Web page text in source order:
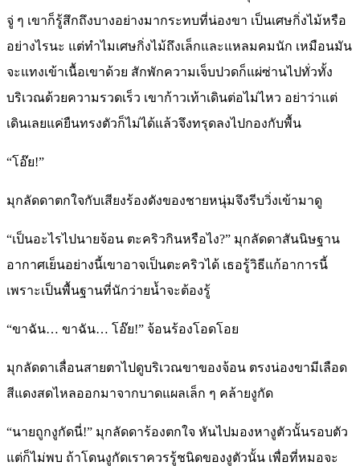
จู่ ๆ เขาก็รู้สึกถึงบางอย่างมากระทบที่น่องขา เป็นเศษกิ่งไม้หรือ
อย่างไรนะ แต่ทำไมเศษกิ่งไม้ถึงเล็กและแหลมคมนัก เหมือนมัน
จะแทงเข้าเนื้อเขาด้วย สักพักความเจ็บปวดก็แผ่ซ่านไปทั่วทั้ง
บริเวณด้วยความรวดเร็ว เขาก้าวเท้าเดินต่อไม่ไหว อย่าว่าแต่
เดินเลยแค่ยืนทรงตัวก็ไม่ได้แล้วจึงทรุดลงไปกองกับพื้น
“โอ๊ย!”
มุกลัดดาตกใจกับเสียงร้องดังของชายหนุ่มจึงรีบวิ่งเข้ามาดู
“เป็นอะไรไปนายจ้อน ตะคริวกินหรือไง?” มุกลัดดาสันนิษฐาน
อากาศเย็นอย่างนี้เขาอาจเป็นตะคริวได้ เธอรู้วิธีแก้อาการนี้
เพราะเป็นพื้นฐานที่นักว่ายน้ำจะต้องรู้
“ขาฉัน… ขาฉัน… โอ๊ย!” จ้อนร้องโอดโอย
มุกลัดดาเลื่อนสายตาไปดูบริเวณขาของจ้อน ตรงน่องขามีเลือด
สีแดงสดไหลออกมาจากบาดแผลเล็ก ๆ คล้ายงูกัด
“นายถูกงูกัดนี่!” มุกลัดดาร้องตกใจ หันไปมองหางูตัวนั้นรอบตัว
แต่ก็ไม่พบ ถ้าโดนงูกัดเราควรรู้ชนิดของงูตัวนั้น เพื่อที่หมอจะ